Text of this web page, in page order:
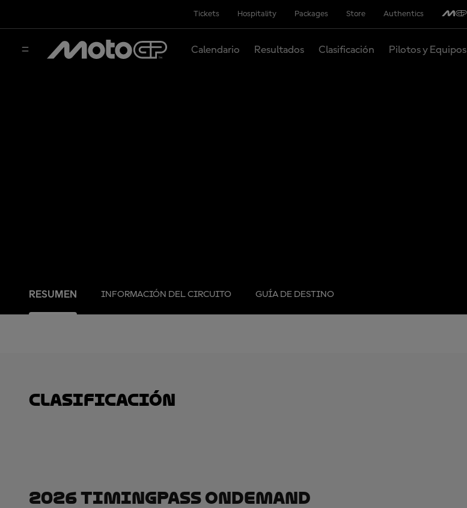
Tickets Hospitality Packages Store Authentics
Calendario Resultados Clasificación Pilotos y Equipos
RESUMEN INFORMACIÓN DEL CIRCUITO GUÍA DE DESTINO
clasificación
2026 TimingPass OnDemand